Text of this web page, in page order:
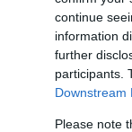
continue
information
further
participants.
Downstream
Please note
palota épül
készült
egy
Loudon
még üres tér a